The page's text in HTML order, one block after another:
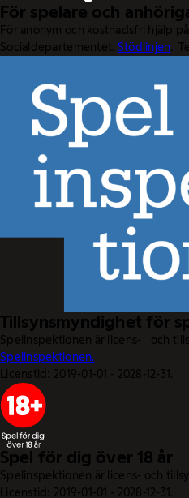
För spelare och
För anonym och kostnadsfri hjälp
Socialdepartementet. Stödlinjen .
Tillsynsmyndighet för
Spelinspektionen är licens- och
Spelinspektionen.
Licenstid: 2019-01-01 - 2028-12-31.
Spel för dig över 18 år
Spelinspektionen är licens- och
Licenstid: 2019-01-01 - 2028-12-31.